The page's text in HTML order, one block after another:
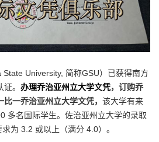
State University, 简称GSU）已获得南方
。 办理乔治亚州立大学文凭，订购乔
一乔治亚州立大学文凭， 该大学有来
多名国际学生。佐治亚州立大学的录取
为 3.2 或以上（满分 4.0）。